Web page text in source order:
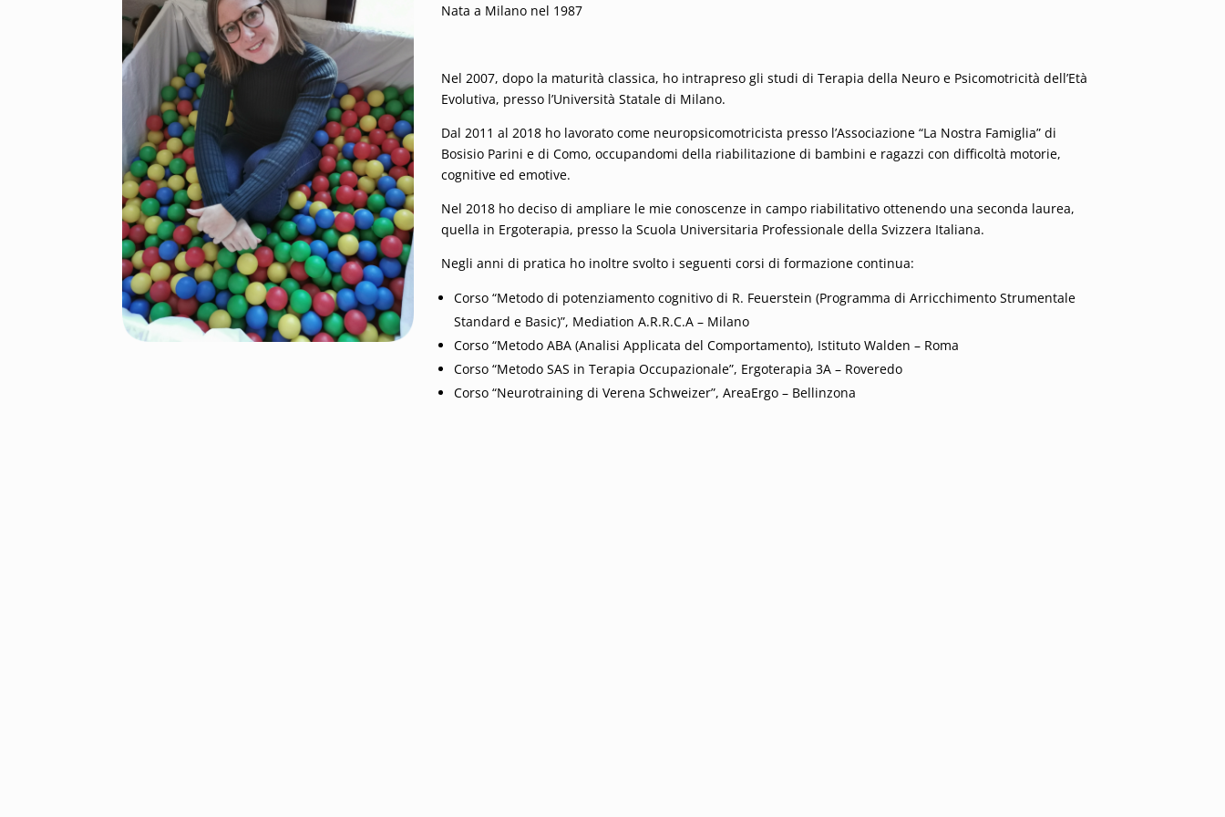
Nata a Milano nel 1987
Nel 2007, dopo la maturità classica, ho intrapreso gli studi di Terapia della Neuro e Psicomotricità dell’Età
Evolutiva, presso l’Università Statale di Milano.
Dal 2011 al 2018 ho lavorato come neuropsicomotricista presso l’Associazione “La Nostra Famiglia” di
Bosisio Parini e di Como, occupandomi della riabilitazione di bambini e ragazzi con difficoltà motorie,
cognitive ed emotive.
Nel 2018 ho deciso di ampliare le mie conoscenze in campo riabilitativo ottenendo una seconda laurea,
quella in Ergoterapia, presso la Scuola Universitaria Professionale della Svizzera Italiana.
Negli anni di pratica ho inoltre svolto i seguenti corsi di formazione continua:
Corso “Metodo di potenziamento cognitivo di R. Feuerstein (Programma di Arricchimento Strumentale
Standard e Basic)”, Mediation A.R.R.C.A – Milano
Corso “Metodo ABA (Analisi Applicata del Comportamento), Istituto Walden – Roma
Corso “Metodo SAS in Terapia Occupazionale”, Ergoterapia 3A – Roveredo
Corso “Neurotraining di Verena Schweizer”, AreaErgo – Bellinzona